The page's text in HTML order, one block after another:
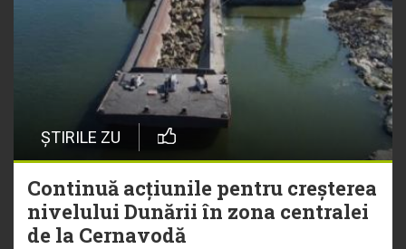
ȘTIRILE ZU
Continuă acțiunile pentru creșterea
nivelului Dunării în zona centralei
de la Cernavodă